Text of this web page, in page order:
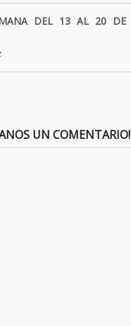
DEL 13 AL 20 DE
UN COMENTARIO!